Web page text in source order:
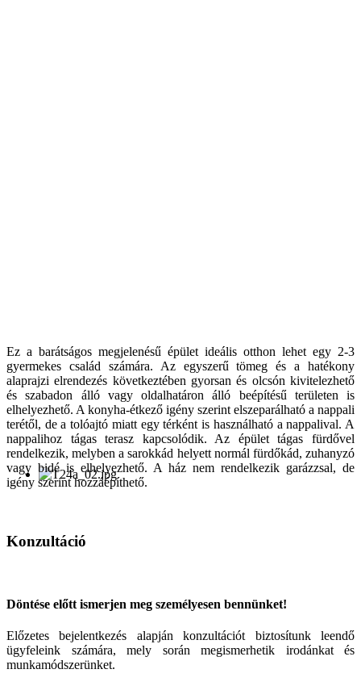
Ez a barátságos megjelenésű épület ideális otthon lehet egy 2-3
gyermekes család számára. Az egyszerű tömeg és a hatékony
alaprajzi elrendezés következtében gyorsan és olcsón kivitelezhető
és szabadon álló vagy oldalhatáron álló beépítésű területen is
elhelyezhető. A konyha-étkező igény szerint elszeparálható a nappali
terétől, de a tolóajtó miatt egy térként is használható a nappalival. A
nappalihoz tágas terasz kapcsolódik. Az épület tágas fürdővel
rendelkezik, melyben a sarokkád helyett normál fürdőkád, zuhanyzó
vagy bidé is elhelyezhető. A ház nem rendelkezik garázzsal, de
igény szerint hozzáépíthető.
Konzultáció
Döntése előtt ismerjen meg személyesen bennünket!
Előzetes bejelentkezés alapján konzultációt biztosítunk leendő
ügyfeleink számára, mely során megismerhetik irodánkat és
munkamódszerünket.